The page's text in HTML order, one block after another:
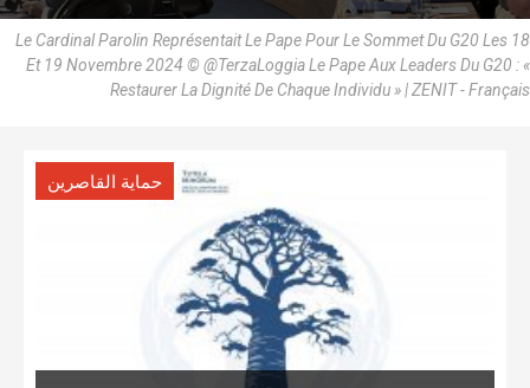
Le Cardinal Parolin Représentait Le Pape Pour Le Sommet Du G20 Les 18
Et 19 Novembre 2024 © @TerzaLoggia Le Pape Aux Leaders Du G20 : «
Restaurer La Dignité De Chaque Individu » | ZENIT - Français
حماية القاصرين